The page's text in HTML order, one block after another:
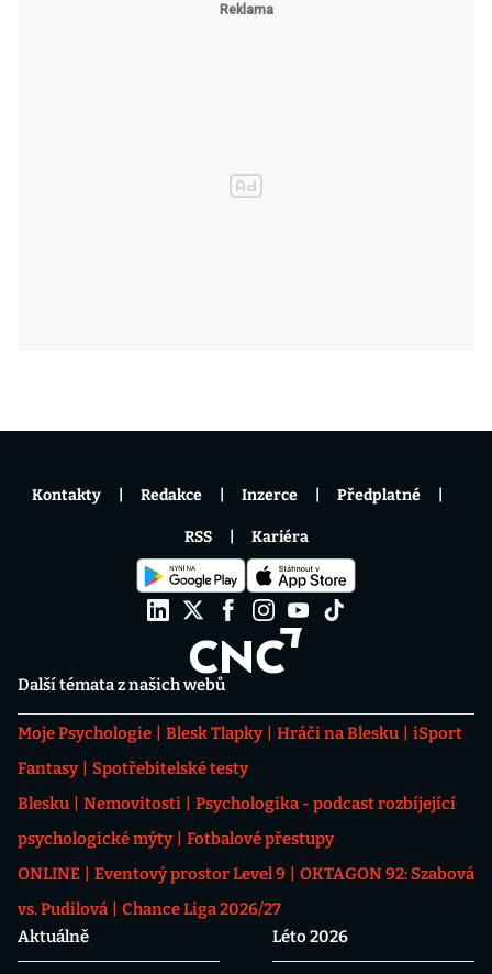
Další témata z našich webů
Moje Psychologie Blesk Tlapky Hráči na Blesku
iSport
Fantasy
Spotřebitelské testy
Blesku
Nemovitosti
Psychologika - podcast rozbíjející
psychologické mýty
Fotbalové přestupy
ONLINE
Eventový prostor Level 9
OKTAGON 92: Szabová
vs. Pudilová
Chance Liga 2026/27
Aktuálně
Léto 2026
Kontakty Redakce Inzerce Předplatné
RSS Kariéra